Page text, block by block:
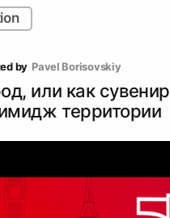
by Pavel Borisovskiy
или как сувенир
территории